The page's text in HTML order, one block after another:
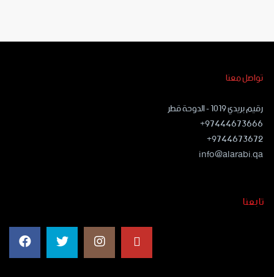
تواصل معنا
رقيم بريدي ١٠١٩ - الدوحة قطر
97444673666+
9744673672+
info@alarabi.qa
تابعنا